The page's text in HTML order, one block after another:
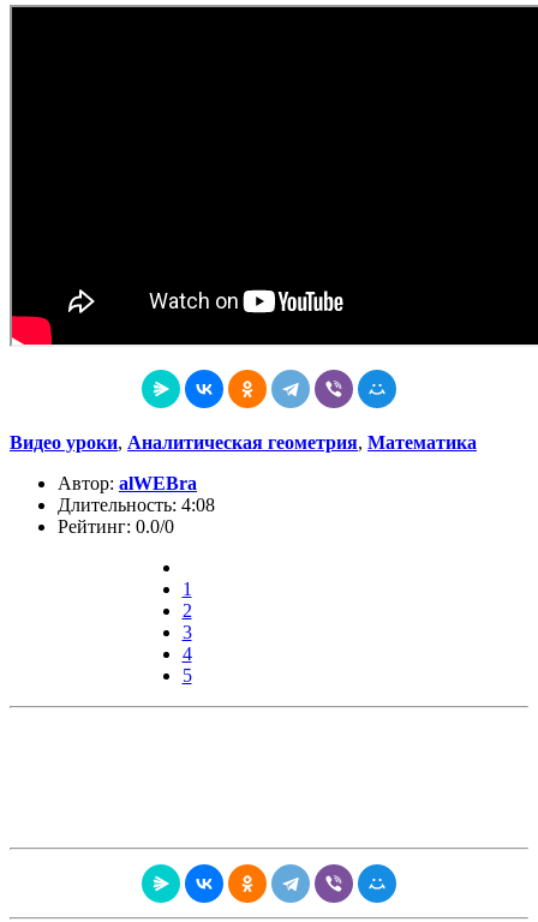
Видео уроки, Аналитическая геометрия, Математика
Автор: alWEBra
Длительность: 4:08
Рейтинг: 0.0/0
1
2
3
4
5